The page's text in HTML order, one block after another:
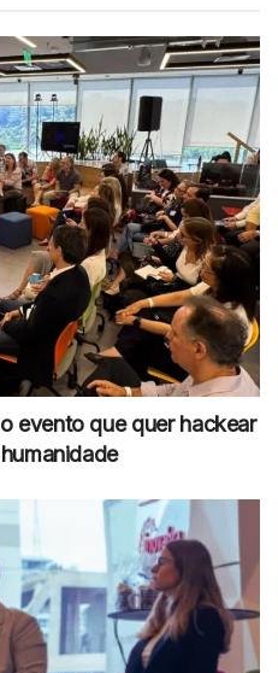
evento que quer hackear